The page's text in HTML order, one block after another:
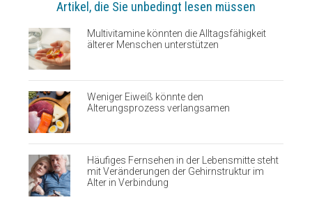
Artikel, die Sie unbedingt lesen müssen
Multivitamine könnten die Alltagsfähigkeit
älterer Menschen unterstützen
Weniger Eiweiß könnte den
Alterungsprozess verlangsamen
Häufiges Fernsehen in der Lebensmitte steht
mit Veränderungen der Gehirnstruktur im
Alter in Verbindung